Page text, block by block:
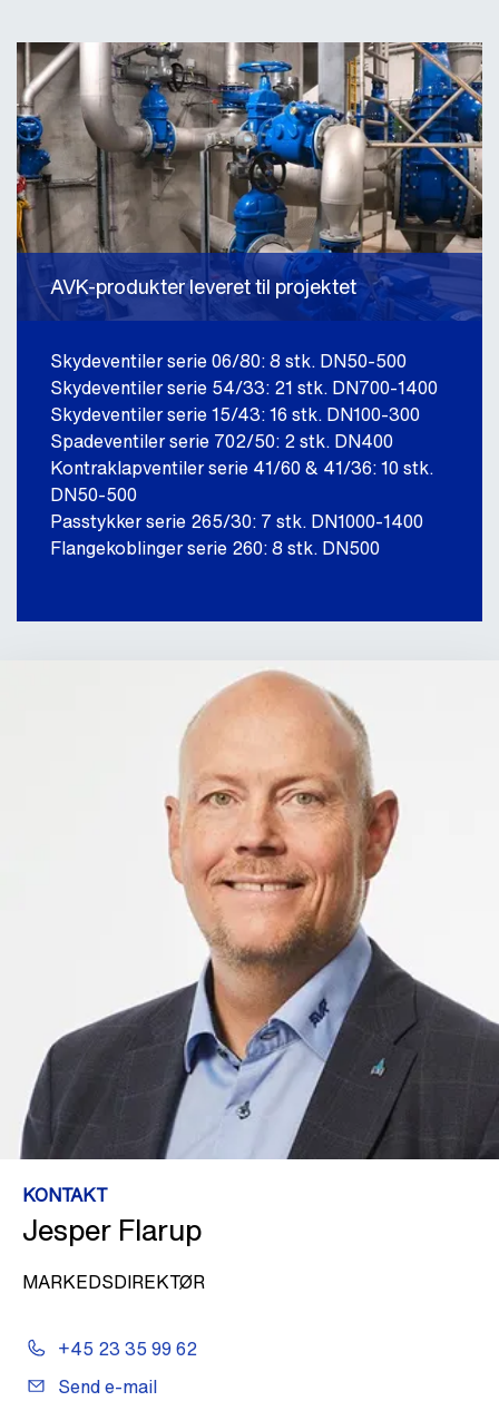
KONTAKT
Jesper Flarup
MARKEDSDIREKTØR
+45 23 35 99 62
Send e-mail
AVK-produkter leveret til projektet
Skydeventiler serie 06/80: 8 stk. DN50-500
Skydeventiler serie 54/33: 21 stk. DN700-1400
Skydeventiler serie 15/43: 16 stk. DN100-300
Spadeventiler serie 702/50: 2 stk. DN400
Kontraklapventiler serie 41/60 & 41/36: 10 stk.
DN50-500
Passtykker serie 265/30: 7 stk. DN1000-1400
Flangekoblinger serie 260: 8 stk. DN500